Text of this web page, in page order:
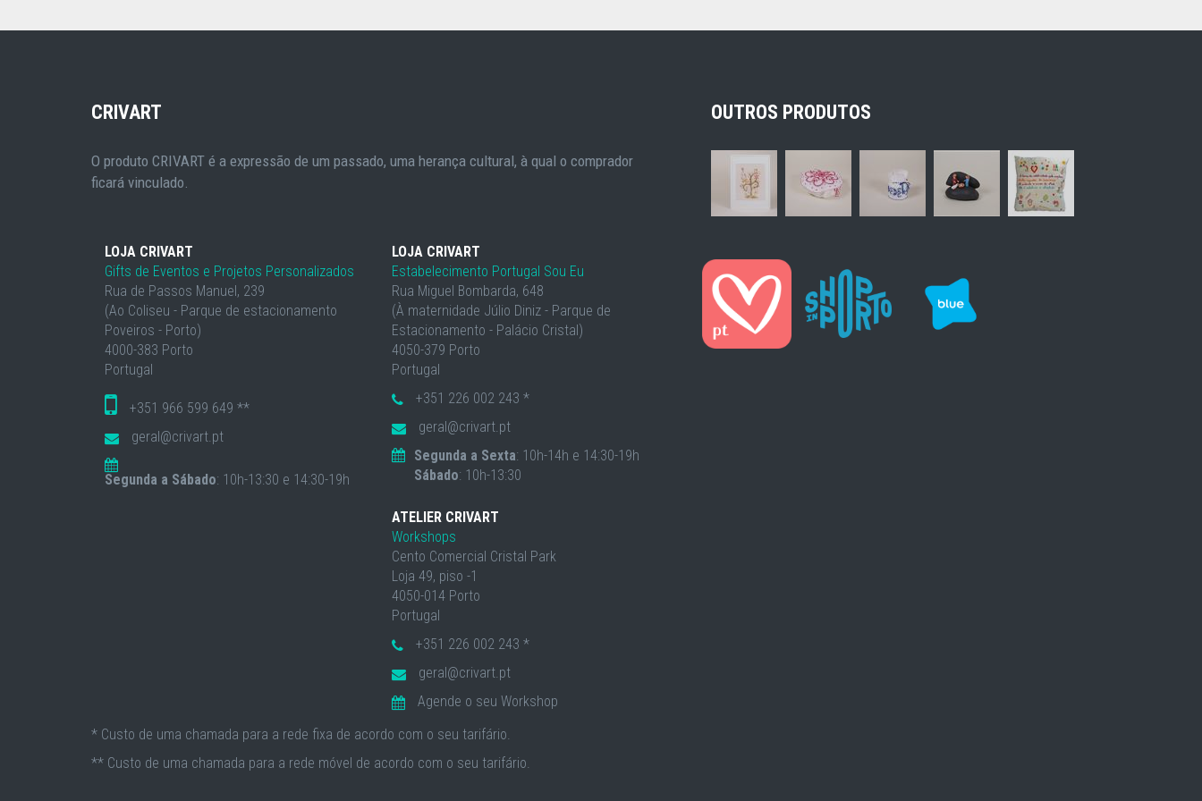
CRIVART
O produto CRIVART é a expressão de um passado, uma herança cultural, à qual o comprador
ficará vinculado.
LOJA CRIVART
Gifts de Eventos e Projetos Personalizados
Rua de Passos Manuel, 239
(Ao Coliseu - Parque de estacionamento
Poveiros - Porto)
4000-383 Porto
Portugal
+351 966 599 649 **
geral@crivart.pt
Segunda a Sábado: 10h-13:30 e 14:30-19h
LOJA CRIVART
Estabelecimento Portugal Sou Eu
Rua Miguel Bombarda, 648
(À maternidade Júlio Diniz - Parque de
Estacionamento - Palácio Cristal)
4050-379 Porto
Portugal
+351 226 002 243 *
geral@crivart.pt
Segunda a Sexta: 10h-14h e 14:30-19h
Sábado: 10h-13:30
ATELIER CRIVART
Workshops
Cento Comercial Cristal Park
Loja 49, piso -1
4050-014 Porto
Portugal
+351 226 002 243 *
geral@crivart.pt
Agende o seu Workshop
OUTROS PRODUTOS
* Custo de uma chamada para a rede fixa de acordo com o seu tarifário.
** Custo de uma chamada para a rede móvel de acordo com o seu tarifário.